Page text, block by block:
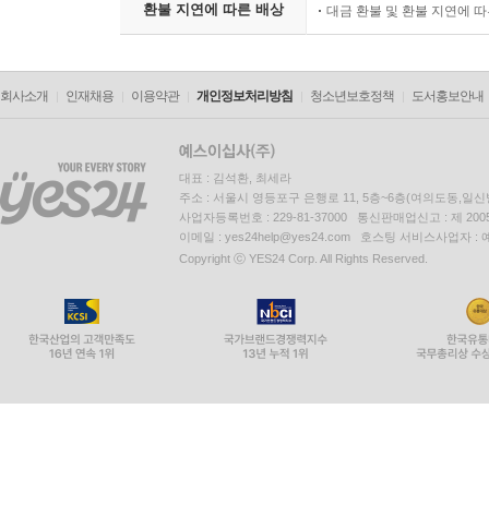
환불 지연에 따른 배상 대금 환불 및 환불 지연에
회사소개 인재채용 이용약관 개인정보처리방침 청소년보호정책 도서홍보안내
대표 : 김석환, 최세라
주소 : 서울시 영등포구 은행로 11, 5층~6층(여의도동,일신
사업자등록번호 : 229-81-37000 통신판매업신고 : 제
이메일 : yes24help@yes24.com 호스팅 서비스사업자 :
Copyright ⓒ YES24 Corp. All Rights Reserved.